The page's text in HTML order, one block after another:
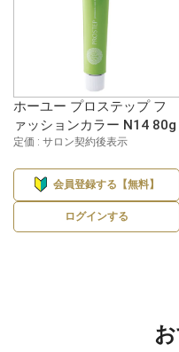
ホーユー プロステップ フ
ァッションカラー N14 80g
定価 : サロン契約後表示
会員登録する【無料】
ログインする